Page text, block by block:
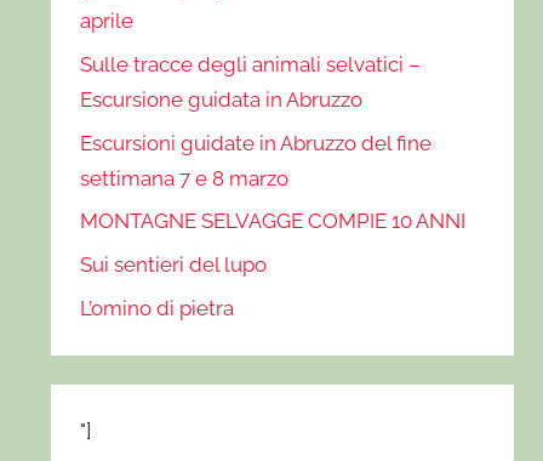
aprile
Sulle tracce degli animali selvatici –
Escursione guidata in Abruzzo
Escursioni guidate in Abruzzo del fine
settimana 7 e 8 marzo
MONTAGNE SELVAGGE COMPIE 10 ANNI
Sui sentieri del lupo
L’omino di pietra
"]